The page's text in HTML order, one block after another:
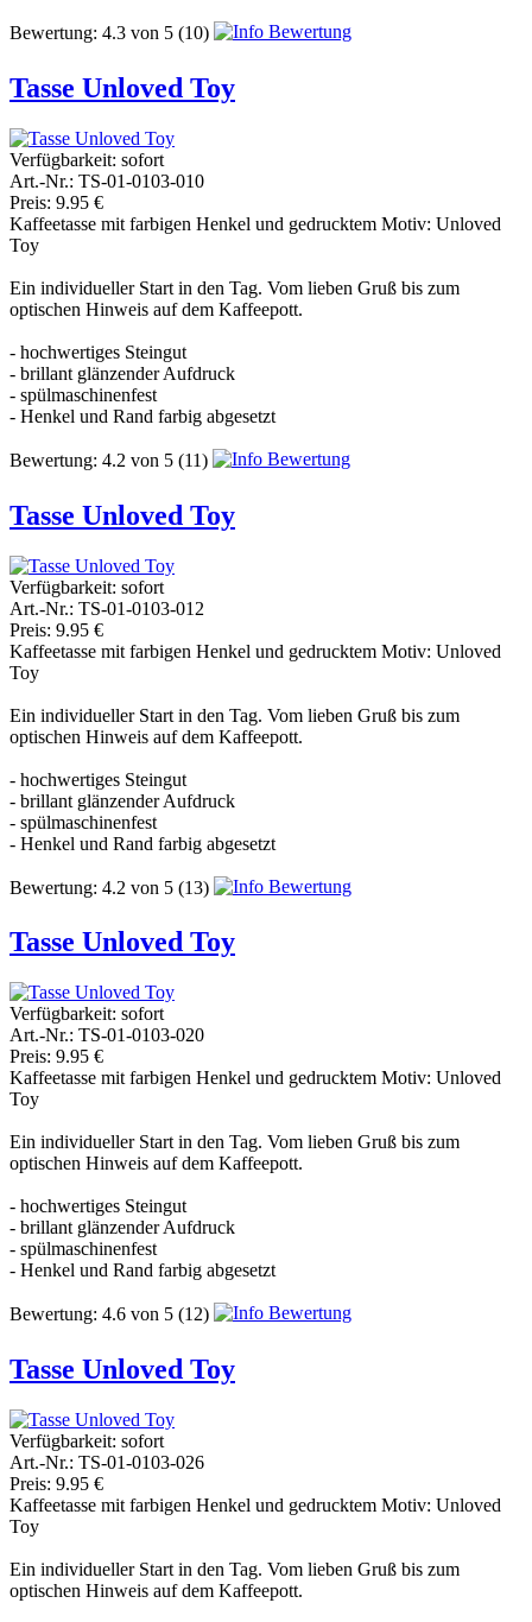
Bewertung: 4.3 von 5 (10)
Tasse Unloved Toy
Verfügbarkeit: sofort
Art.-Nr.: TS-01-0103-010
Preis: 9.95 €
Kaffeetasse mit farbigen Henkel und gedrucktem Motiv: Unloved
Toy
Ein individueller Start in den Tag. Vom lieben Gruß bis zum
optischen Hinweis auf dem Kaffeepott.
- hochwertiges Steingut
- brillant glänzender Aufdruck
- spülmaschinenfest
- Henkel und Rand farbig abgesetzt
Bewertung: 4.2 von 5 (11)
Tasse Unloved Toy
Verfügbarkeit: sofort
Art.-Nr.: TS-01-0103-012
Preis: 9.95 €
Kaffeetasse mit farbigen Henkel und gedrucktem Motiv: Unloved
Toy
Ein individueller Start in den Tag. Vom lieben Gruß bis zum
optischen Hinweis auf dem Kaffeepott.
- hochwertiges Steingut
- brillant glänzender Aufdruck
- spülmaschinenfest
- Henkel und Rand farbig abgesetzt
Bewertung: 4.2 von 5 (13)
Tasse Unloved Toy
Verfügbarkeit: sofort
Art.-Nr.: TS-01-0103-020
Preis: 9.95 €
Kaffeetasse mit farbigen Henkel und gedrucktem Motiv: Unloved
Toy
Ein individueller Start in den Tag. Vom lieben Gruß bis zum
optischen Hinweis auf dem Kaffeepott.
- hochwertiges Steingut
- brillant glänzender Aufdruck
- spülmaschinenfest
- Henkel und Rand farbig abgesetzt
Bewertung: 4.6 von 5 (12)
Tasse Unloved Toy
Verfügbarkeit: sofort
Art.-Nr.: TS-01-0103-026
Preis: 9.95 €
Kaffeetasse mit farbigen Henkel und gedrucktem Motiv: Unloved
Toy
Ein individueller Start in den Tag. Vom lieben Gruß bis zum
optischen Hinweis auf dem Kaffeepott.